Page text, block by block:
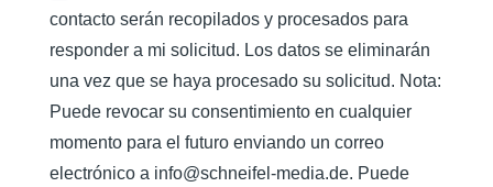
contacto serán recopilados y procesados para
responder a mi solicitud. Los datos se eliminarán
una vez que se haya procesado su solicitud. Nota:
Puede revocar su consentimiento en cualquier
momento para el futuro enviando un correo
electrónico a info@schneifel-media.de. Puede